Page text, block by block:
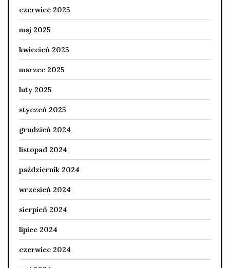
czerwiec 2025
maj 2025
kwiecień 2025
marzec 2025
luty 2025
styczeń 2025
grudzień 2024
listopad 2024
październik 2024
wrzesień 2024
sierpień 2024
lipiec 2024
czerwiec 2024